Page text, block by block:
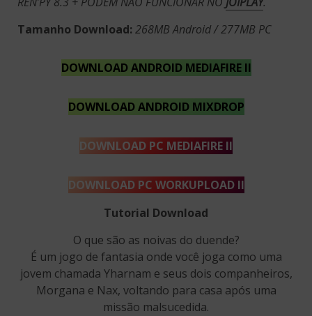
Tamanho Download: 268MB Android / 277MB PC
DOWNLOAD ANDROID MEDIAFIRE II
DOWNLOAD ANDROID MIXDROP
DOWNLOAD PC MEDIAFIRE II
DOWNLOAD PC WORKUPLOAD II
Tutorial Download
O que são as noivas do duende?
É um jogo de fantasia onde você joga como uma
jovem chamada Yharnam e seus dois companheiros,
Morgana e Nax, voltando para casa após uma
missão malsucedida.​